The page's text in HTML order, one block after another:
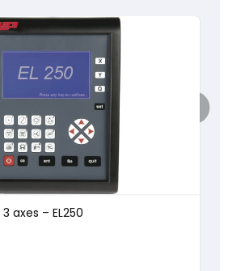
axes – EL250